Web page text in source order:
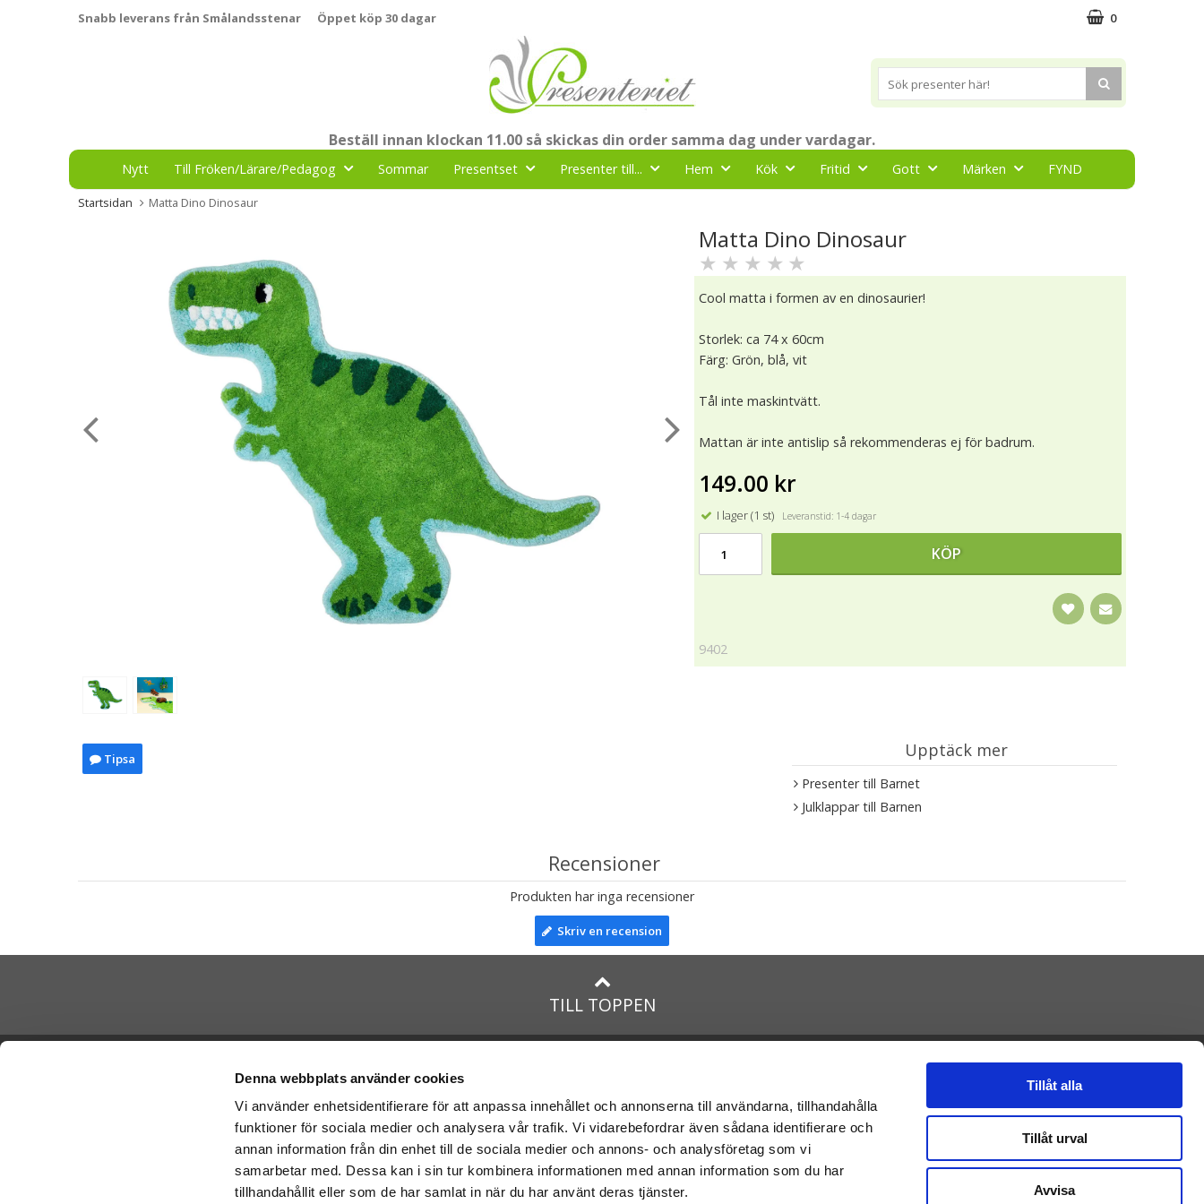
Denna webbplats använder cookies
Vi använder enhetsidentifierare för att anpassa innehållet och annonserna till användarna, tillhandahålla
funktioner för sociala medier och analysera vår trafik. Vi vidarebefordrar även sådana identifierare och
annan information från din enhet till de sociala medier och annons- och analysföretag som vi
samarbetar med. Dessa kan i sin tur kombinera informationen med annan information som du har
tillhandahållit eller som de har samlat in när du har använt deras tjänster.
Tillåt alla
Tillåt urval
Avvisa
Snabb leverans från Smålandsstenar Öppet köp 30 dagar 0
Beställ innan klockan 11.00 så skickas din order samma dag under vardagar.
Nytt Till Fröken/Lärare/Pedagog Sommar Presentset Presenter till... Hem Kök Fritid Gott Märken FYND
Startsidan Matta Dino Dinosaur
Matta Dino Dinosaur
★ ★ ★ ★ ★
Cool matta i formen av en dinosaurier!
Storlek: ca 74 x 60cm
Färg: Grön, blå, vit
Tål inte maskintvätt.
Mattan är inte antislip så rekommenderas ej för badrum.
149.00 kr
I lager (1 st) Leveranstid: 1-4 dagar
KÖP
9402
Tipsa Upptäck mer
Presenter till Barnet
Julklappar till Barnen
Recensioner
Produkten har inga recensioner
Skriv en recension
TILL TOPPEN
Vi skickarpresentermed Posten och
Schenker:
E-mail: Kontakt@presenteriet.se